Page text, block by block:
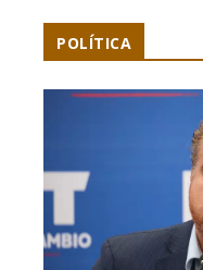
POLÍTICA